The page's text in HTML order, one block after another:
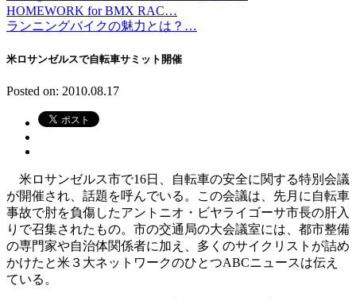
HOMEWORK for BMX RAC…
ランニングバイクの魅力とは？…
米ロサンゼルスで自転車サミット開催
Posted on: 2010.08.17
米ロサンゼルス市で16日、自転車の安全に関する特別会議
が開催され、話題を呼んでいる。この会議は、先月に自転車
事故で肘を負傷したアントニオ・ビヤライゴーサ市長の肝入
りで召集されたもの。市の交通局の大会議室には、都市整備
の専門家や自治体関係者に加え、多くのサイクリストが詰め
かけたと米３大ネットワークのひとつABCニュースは伝え
ている。